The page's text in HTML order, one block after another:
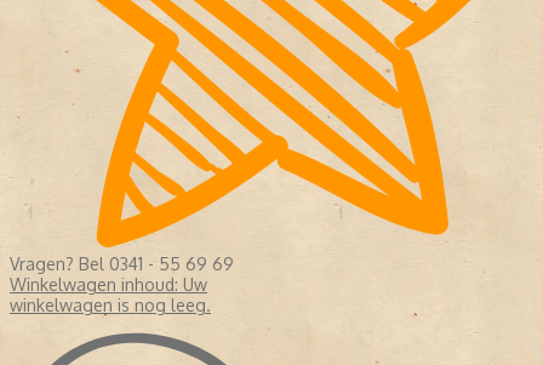
Vragen? Bel 0341 - 55 69 69
Winkelwagen inhoud: Uw
winkelwagen is nog leeg.